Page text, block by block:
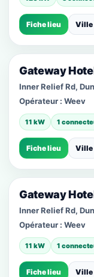
Fiche lieu Ville
Gateway
Inner Relief Rd,
Opérateur : Weev
11 kW 1
Fiche lieu Ville
Gateway
Inner Relief Rd,
Opérateur : Weev
11 kW 1
Fiche lieu Ville